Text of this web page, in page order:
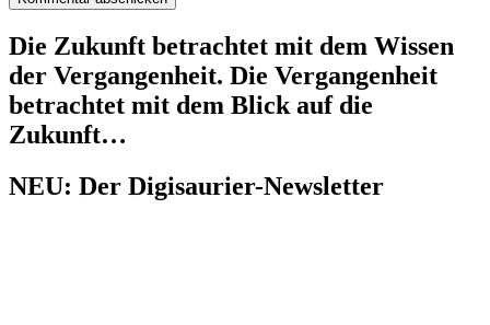
Die Zukunft betrachtet mit dem Wissen
der Vergangenheit. Die Vergangenheit
betrachtet mit dem Blick auf die
Zukunft…
NEU: Der Digisaurier-Newsletter